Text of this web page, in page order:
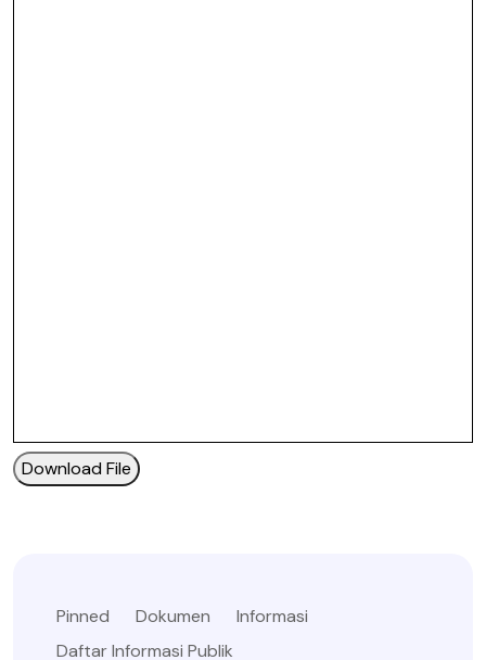
Download File
Pinned Dokumen
Informasi
Daftar Informasi Publik